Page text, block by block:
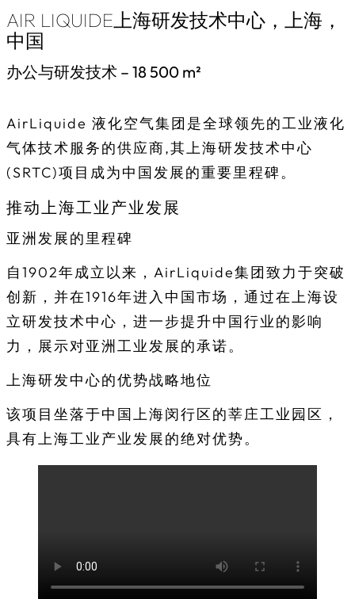
AIR LIQUIDE上海研发技术中心，上海，
中国
办公与研发技术 – 18 500 m²
AirLiquide 液化空气集团是全球领先的工业液化
气体技术服务的供应商,其上海研发技术中心
(SRTC)项目成为中国发展的重要里程碑。
推动上海工业产业发展
亚洲发展的里程碑
自1902年成立以来，AirLiquide集团致力于突破
创新，并在1916年进入中国市场，通过在上海设
立研发技术中心，进一步提升中国行业的影响
力，展示对亚洲工业发展的承诺。
上海研发中心的优势战略地位
该项目坐落于中国上海闵行区的莘庄工业园区，
具有上海工业产业发展的绝对优势。